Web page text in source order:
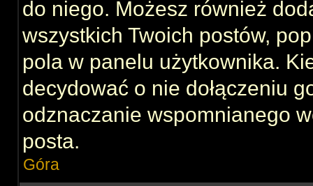
do niego. Możesz również
wszystkich Twoich postów,
pola w panelu użytkownika.
decydować o nie dołączeniu
odznaczanie wspomnianego
posta.
Góra